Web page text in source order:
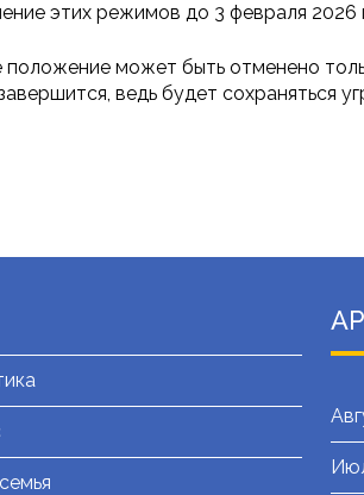
этих режимов до 3 февраля 2026
может быть отменено
ведь будет сохраняться